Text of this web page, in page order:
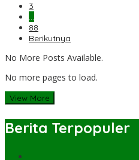
3
…
88
Berikutnya
No More Posts Available.
No more pages to load.
View More
Berita Terpopuler